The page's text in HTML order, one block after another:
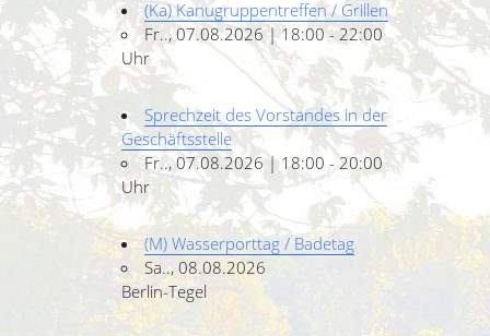
(Ka) Kanugruppentreffen / Grillen
Fr.., 07.08.2026 | 18:00 - 22:00
Uhr
Sprechzeit des Vorstandes in der
Geschäftsstelle
Fr.., 07.08.2026 | 18:00 - 20:00
Uhr
(M) Wasserporttag / Badetag
Sa.., 08.08.2026
Berlin-Tegel